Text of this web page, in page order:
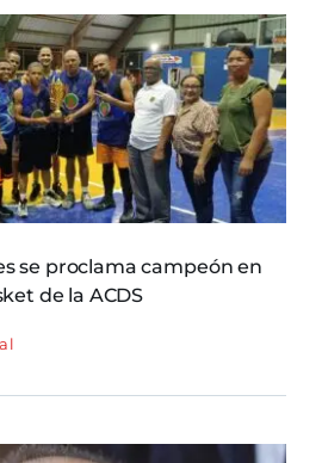
se proclama campeón en
de la ACDS